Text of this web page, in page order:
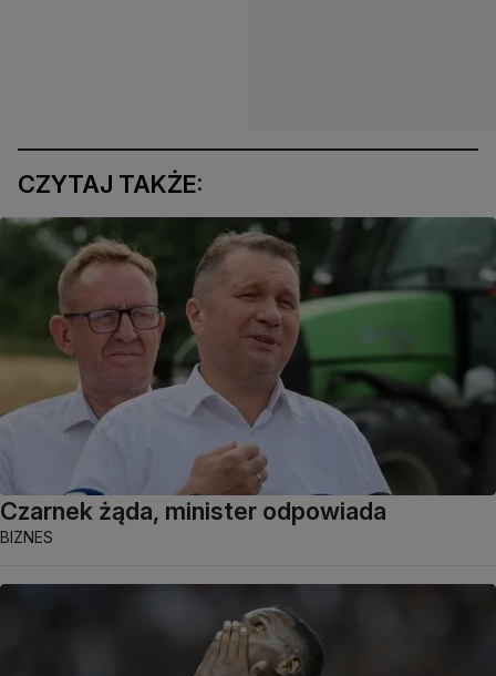
CZYTAJ TAKŻE:
Czarnek żąda, minister odpowiada
BIZNES